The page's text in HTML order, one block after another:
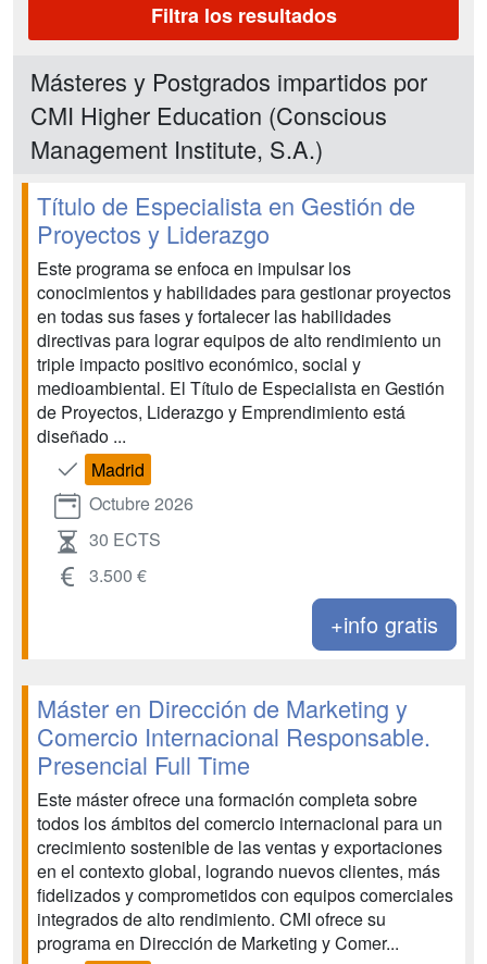
Filtra los resultados
Másteres y Postgrados impartidos por
CMI Higher Education (Conscious
Management Institute, S.A.)
Título de Especialista en Gestión de
Proyectos y Liderazgo
Este programa se enfoca en impulsar los
conocimientos y habilidades para gestionar proyectos
en todas sus fases y fortalecer las habilidades
directivas para lograr equipos de alto rendimiento un
triple impacto positivo económico, social y
medioambiental. El Título de Especialista en Gestión
de Proyectos, Liderazgo y Emprendimiento está
diseñado ...
Madrid
Octubre 2026
30 ECTS
3.500 €
+info gratis
Máster en Dirección de Marketing y
Comercio Internacional Responsable.
Presencial Full Time
Este máster ofrece una formación completa sobre
todos los ámbitos del comercio internacional para un
crecimiento sostenible de las ventas y exportaciones
en el contexto global, logrando nuevos clientes, más
fidelizados y comprometidos con equipos comerciales
integrados de alto rendimiento. CMI ofrece su
programa en Dirección de Marketing y Comer...